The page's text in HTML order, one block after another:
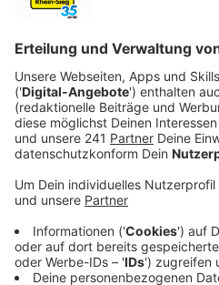
Einführung der direkten
Vor 30 Jahren, im Jahr 1994,
Westfalen die Möglichkeit
eingeführt. Seitdem können
Stadt für eine direkte
bestimmtes Thema sorgen.
Demokratie", der diese
NRW begleitet, hat Bilanz
Menschen in NRW die
Demokratie?